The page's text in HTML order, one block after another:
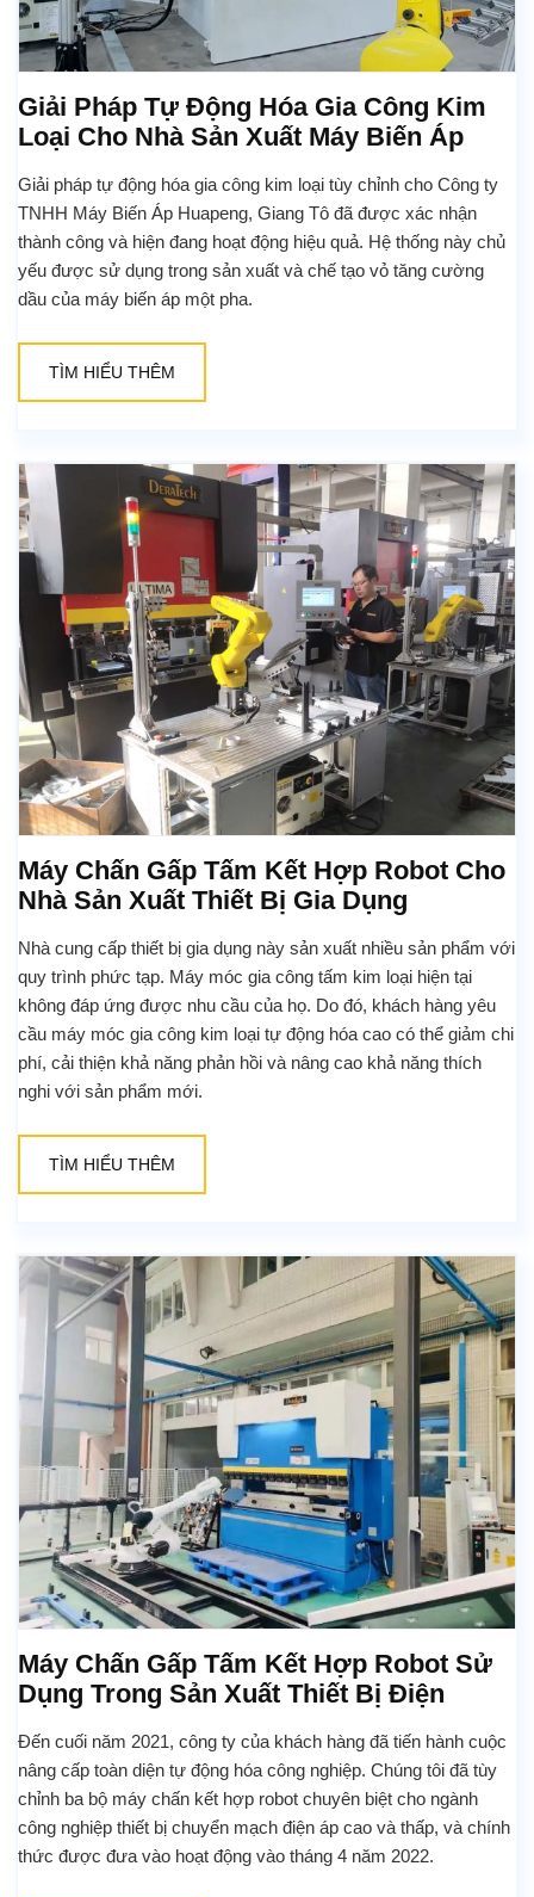
Giải Pháp Tự Động Hóa Gia Công Kim
Loại Cho Nhà Sản Xuất Máy Biến Áp
Giải pháp tự động hóa gia công kim loại tùy chỉnh cho Công ty
TNHH Máy Biến Áp Huapeng, Giang Tô đã được xác nhận
thành công và hiện đang hoạt động hiệu quả. Hệ thống này chủ
yếu được sử dụng trong sản xuất và chế tạo vỏ tăng cường
dầu của máy biến áp một pha.
TÌM HIỂU THÊM
Máy Chấn Gấp Tấm Kết Hợp Robot Cho
Nhà Sản Xuất Thiết Bị Gia Dụng
Nhà cung cấp thiết bị gia dụng này sản xuất nhiều sản phẩm với
quy trình phức tạp. Máy móc gia công tấm kim loại hiện tại
không đáp ứng được nhu cầu của họ. Do đó, khách hàng yêu
cầu máy móc gia công kim loại tự động hóa cao có thể giảm chi
phí, cải thiện khả năng phản hồi và nâng cao khả năng thích
nghi với sản phẩm mới.
TÌM HIỂU THÊM
Máy Chấn Gấp Tấm Kết Hợp Robot Sử
Dụng Trong Sản Xuất Thiết Bị Điện
Đến cuối năm 2021, công ty của khách hàng đã tiến hành cuộc
nâng cấp toàn diện tự động hóa công nghiệp. Chúng tôi đã tùy
chỉnh ba bộ máy chấn kết hợp robot chuyên biệt cho ngành
công nghiệp thiết bị chuyển mạch điện áp cao và thấp, và chính
thức được đưa vào hoạt động vào tháng 4 năm 2022.